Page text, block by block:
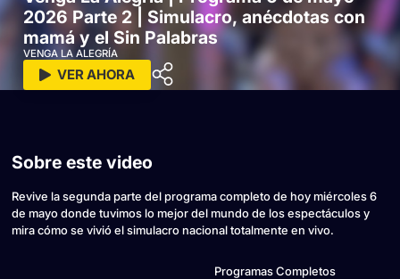
2026 Parte 2 | Simulacro, anécdotas con
mamá y el Sin Palabras
VENGA LA ALEGRÍA
VER AHORA
Sobre este video
Revive la segunda parte del programa completo de hoy miércoles 6
de mayo donde tuvimos lo mejor del mundo de los espectáculos y
mira cómo se vivió el simulacro nacional totalmente en vivo.
Programas Completos